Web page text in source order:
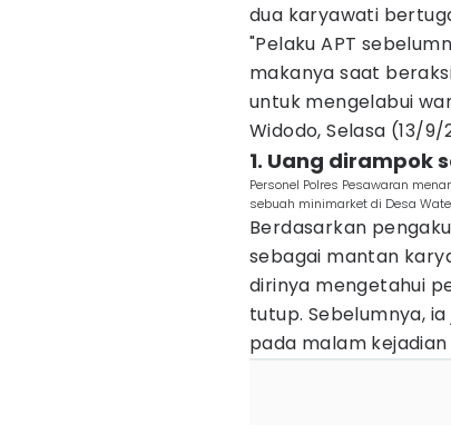
dua karyawati
"Pelaku APT
makanya saat
untuk mengelabui
Widodo, Selasa (13/9/
1. Uang dirampok
Personel Polres Pesawaran
sebuah minimarket di Desa
Berdasarkan
sebagai mantan
dirinya mengetahui
tutup. Sebelumnya,
pada malam